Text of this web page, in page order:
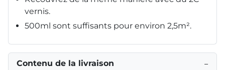
vernis.
500ml sont suffisants pour environ 2,5m².
Contenu de la livraison −